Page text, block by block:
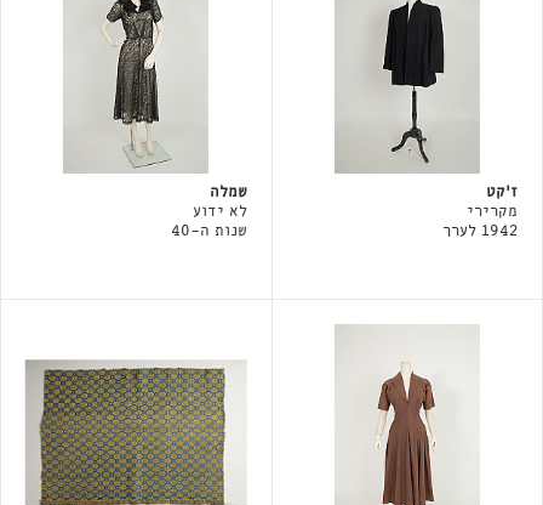
ז׳קט
מקרירי
1942 לערך
שמלה
לא ידוע
שנות ה-40